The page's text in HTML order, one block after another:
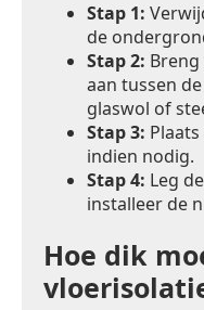
Stap 1:
de
Stap 2:
aan tussen
glaswol of
Stap 3:
indien nodig.
Stap 4: Leg
installeer de
Hoe dik